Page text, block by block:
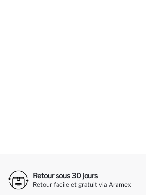
Retour sous 30 jours
Retour facile et gratuit via Aramex